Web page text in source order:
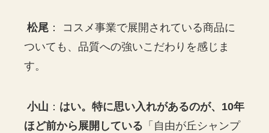
松尾 ： コスメ事業で展開されている商品に
ついても、品質への強いこだわりを感じま
す。
小山 ： はい。特に思い入れがあるのが、10年
ほど前から展開している 「自由が丘シャンプ